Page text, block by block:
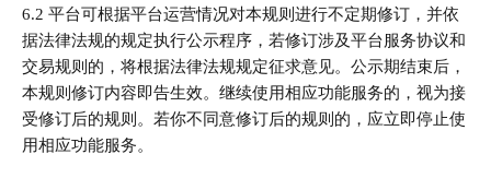
6.2 平台可根据平台运营情况对本规则进行不定期修订，并依
据法律法规的规定执行公示程序，若修订涉及平台服务协议和
交易规则的，将根据法律法规规定征求意见。公示期结束后，
本规则修订内容即告生效。继续使用相应功能服务的，视为接
受修订后的规则。若你不同意修订后的规则的，应立即停止使
用相应功能服务。